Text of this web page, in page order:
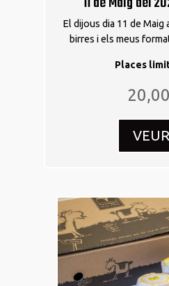
El dijous dia 11 de Maig
birres i els meus
Places
20,00
02
març